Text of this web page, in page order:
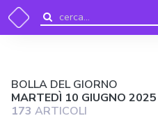
BOLLA DEL GIORNO
MARTEDÌ 10 GIUGNO 2025
173 ARTICOLI